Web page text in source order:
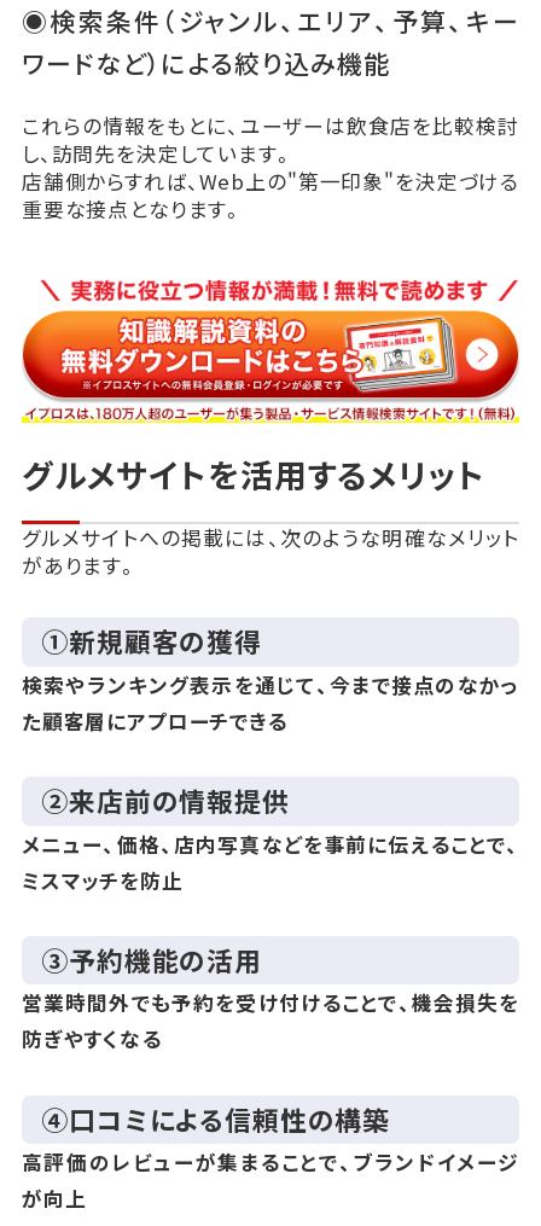
◉検索条件（ジャンル、エリア、予算、キー
ワードなど）による絞り込み機能
これらの情報をもとに、ユーザーは飲食店を比較検討
し、訪問先を決定しています。
店舗側からすれば、Web上の"第一印象"を決定づける
重要な接点となります。
グルメサイトを活用するメリット
グルメサイトへの掲載には、次のような明確なメリット
があります。
①新規顧客の獲得
検索やランキング表示を通じて、今まで接点のなかっ
た顧客層にアプローチできる
②来店前の情報提供
メニュー、価格、店内写真などを事前に伝えることで、
ミスマッチを防止
③予約機能の活用
営業時間外でも予約を受け付けることで、機会損失を
防ぎやすくなる
④口コミによる信頼性の構築
高評価のレビューが集まることで、ブランドイメージ
が向上